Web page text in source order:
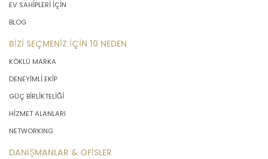
EV SAHİPLERİ İÇİN
BLOG
BİZİ SEÇMENİZ İÇİN 10 NEDEN
KÖKLÜ MARKA
DENEYİMLİ EKİP
GÜÇ BİRLİKTELİĞİ
HİZMET ALANLARI
NETWORKING
DANIŞMANLAR & OFİSLER